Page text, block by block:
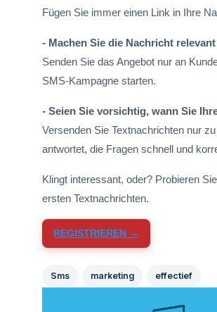
Fügen Sie immer einen Link in Ihre
- Machen Sie die Nachricht relevant
Senden Sie das Angebot nur an
SMS-Kampagne starten.
- Seien Sie vorsichtig, wann Sie
Versenden Sie Textnachrichten nur
antwortet, die Fragen schnell und
Klingt interessant, oder? Probieren
ersten Textnachrichten.
REGISTRIEREN →
Sms marketing effectief